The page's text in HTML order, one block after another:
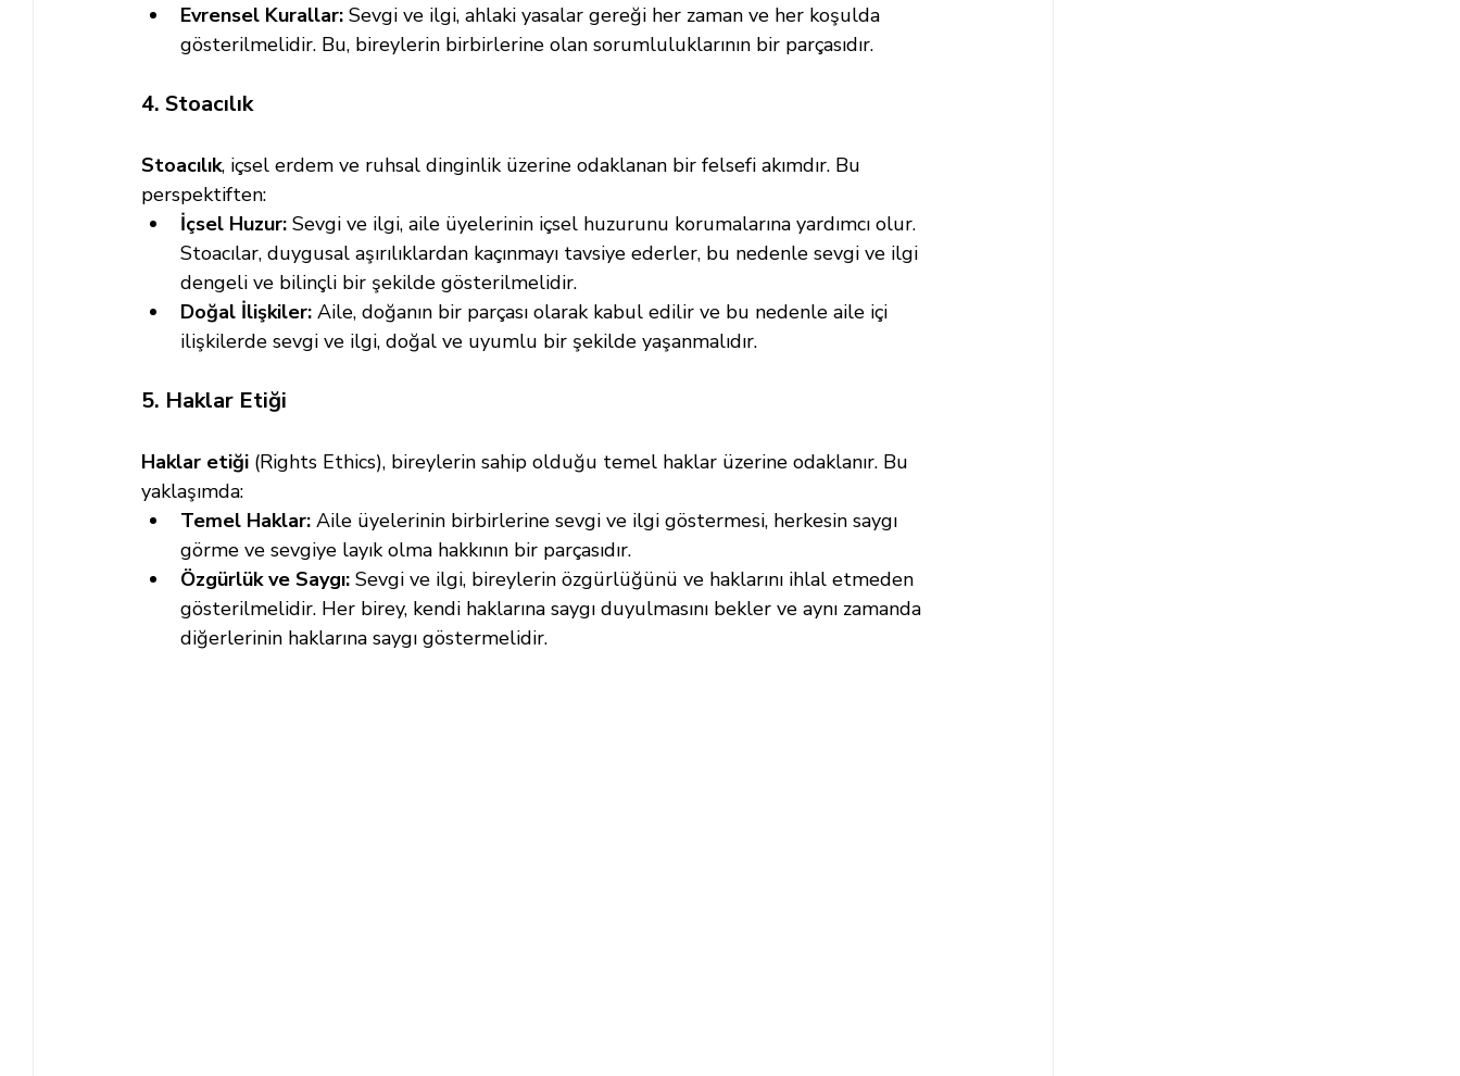
Evrensel Kurallar: Sevgi ve ilgi, ahlaki yasalar gereği her zaman ve her koşulda
gösterilmelidir. Bu, bireylerin birbirlerine olan sorumluluklarının bir parçasıdır.
4. Stoacılık
Stoacılık, içsel erdem ve ruhsal dinginlik üzerine odaklanan bir felsefi akımdır. Bu
perspektiften:
İçsel Huzur: Sevgi ve ilgi, aile üyelerinin içsel huzurunu korumalarına yardımcı olur.
Stoacılar, duygusal aşırılıklardan kaçınmayı tavsiye ederler, bu nedenle sevgi ve ilgi
dengeli ve bilinçli bir şekilde gösterilmelidir.
Doğal İlişkiler: Aile, doğanın bir parçası olarak kabul edilir ve bu nedenle aile içi
ilişkilerde sevgi ve ilgi, doğal ve uyumlu bir şekilde yaşanmalıdır.
5. Haklar Etiği
Haklar etiği (Rights Ethics), bireylerin sahip olduğu temel haklar üzerine odaklanır. Bu
yaklaşımda:
Temel Haklar: Aile üyelerinin birbirlerine sevgi ve ilgi göstermesi, herkesin saygı
görme ve sevgiye layık olma hakkının bir parçasıdır.
Özgürlük ve Saygı: Sevgi ve ilgi, bireylerin özgürlüğünü ve haklarını ihlal etmeden
gösterilmelidir. Her birey, kendi haklarına saygı duyulmasını bekler ve aynı zamanda
diğerlerinin haklarına saygı göstermelidir.